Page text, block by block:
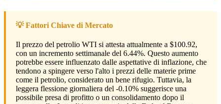
💡 Fattori Chiave di Mercato
Il prezzo del petrolio WTI si attesta attualmente a $100.92,
con un incremento settimanale del 6.44%. Questo aumento
potrebbe essere influenzato dalle aspettative di inflazione, che
tendono a spingere verso l'alto i prezzi delle materie prime
come il petrolio, considerato un bene rifugio. Tuttavia, la
leggera flessione giornaliera del -0.10% suggerisce una
possibile presa di profitto o un consolidamento dopo il